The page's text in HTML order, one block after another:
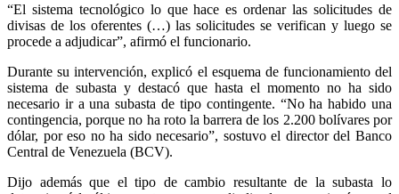
“El sistema tecnológico lo que hace es ordenar las solicitudes de
divisas de los oferentes (…) las solicitudes se verifican y luego se
procede a adjudicar”, afirmó el funcionario.
Durante su intervención, explicó el esquema de funcionamiento del
sistema de subasta y destacó que hasta el momento no ha sido
necesario ir a una subasta de tipo contingente. “No ha habido una
contingencia, porque no ha roto la barrera de los 2.200 bolívares por
dólar, por eso no ha sido necesario”, sostuvo el director del Banco
Central de Venezuela (BCV).
Dijo además que el tipo de cambio resultante de la subasta lo